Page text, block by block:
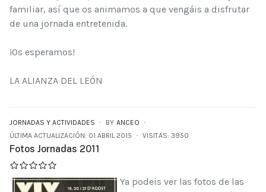
familiar, así que os animamos a que vengáis a disfrutar
de una jornada entretenida.
¡Os esperamos!
LA ALIANZA DEL LEÓN
JORNADAS Y ACTIVIDADES BY ANCEO
ÚLTIMA ACTUALIZACIÓN: 01 ABRIL 2015
VISITAS: 3950
Fotos Jornadas 2011
Ya podeis ver las fotos de las